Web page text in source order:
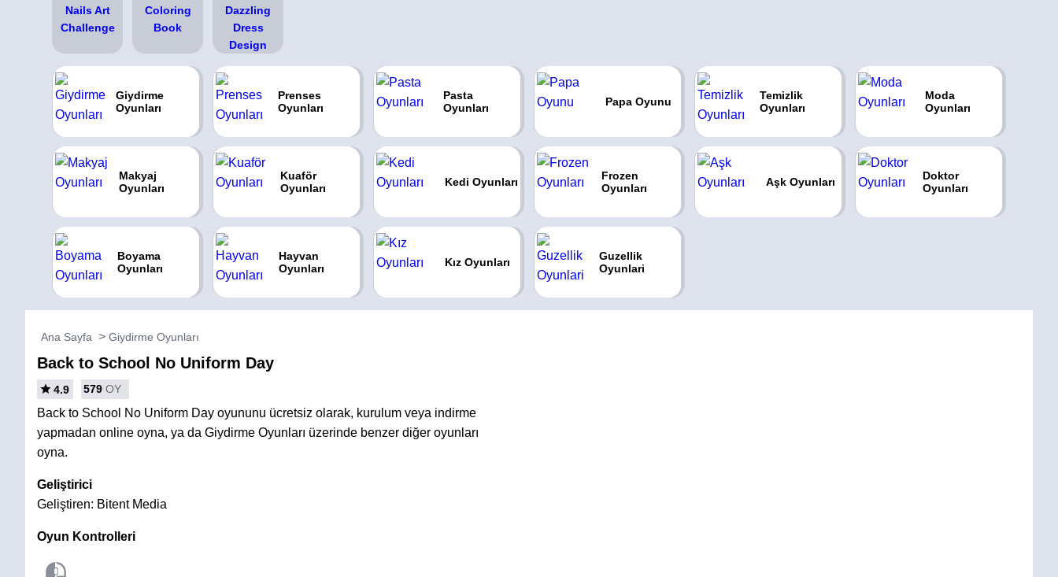
Giydirme
Oyunları
Prenses
Oyunları
Pasta
Oyunları
Papa Oyunu
Temizlik
Oyunları
Moda
Oyunları
Makyaj
Oyunları
Kuaför
Oyunları
Kedi Oyunları
Frozen
Oyunları
Aşk Oyunları
Doktor
Oyunları
Boyama
Oyunları
Hayvan
Oyunları
Kız Oyunları
Guzellik
Oyunlari
Ana Sayfa Giydirme Oyunları
Back to School No Uniform Day
4.9 579 OY
Back to School No Uniform Day oyununu ücretsiz olarak, kurulum veya indirme
yapmadan online oyna, ya da Giydirme Oyunları üzerinde benzer diğer oyunları
oyna.
Geliştirici
Geliştiren: Bitent Media
Oyun Kontrolleri